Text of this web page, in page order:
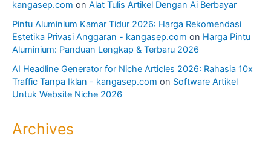
kangasep.com on Alat Tulis Artikel Dengan Ai Berbayar
Pintu Aluminium Kamar Tidur 2026: Harga Rekomendasi
Estetika Privasi Anggaran - kangasep.com on Harga Pintu
Aluminium: Panduan Lengkap & Terbaru 2026
AI Headline Generator for Niche Articles 2026: Rahasia 10x
Traffic Tanpa Iklan - kangasep.com on Software Artikel
Untuk Website Niche 2026
Archives